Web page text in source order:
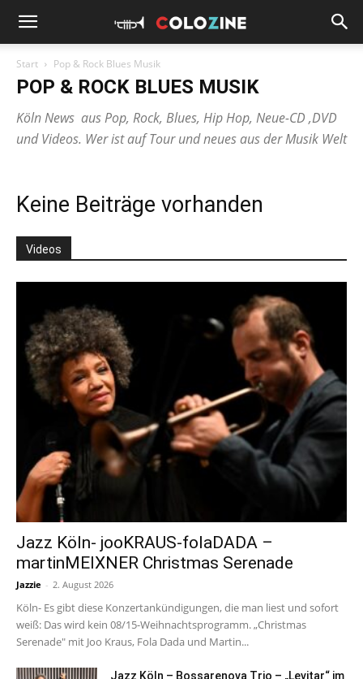
Start Pop & Rock Blues Musik
POP & ROCK BLUES MUSIK
Köln News aus Pop, Rock, Blues, Hip Hop, Neue-CD ,DVD
und Videos. Wer ist auf Tour und neues aus der Musik Welt
Keine Beiträge vorhanden
Videos
Jazz Köln- jooKRAUS-folaDADA –
martinMEIXNER Christmas Serenade
Jazzie - 2. August 2026
Köln- Es gibt diese Konzertankündigungen, die man liest und sofort
weiß: Das wird kein 08/15-Weihnachtsprogramm. „Christmas
Serenade" mit Joo Kraus, Fola Dada und Martin...
Jazz Köln – Bossarenova Trio – „Levitar“ im